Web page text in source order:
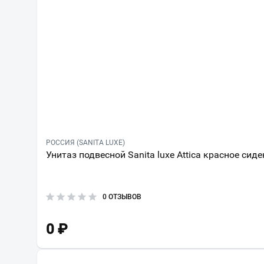
РОССИЯ (SANITA LUXE)
Унитаз подвесной Sanita luxe Attica красное
0 ОТЗЫВОВ
0 ₽